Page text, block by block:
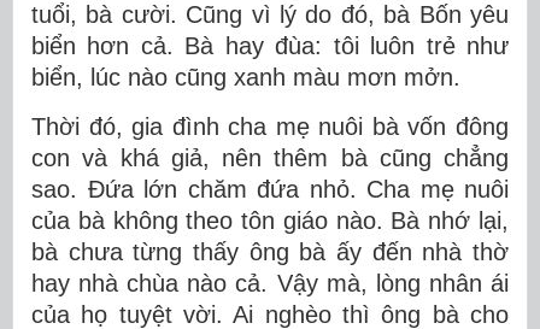
tuổi, bà cười. Cũng vì lý do đó, bà Bốn yêu
biển hơn cả. Bà hay đùa: tôi luôn trẻ như
biển, lúc nào cũng xanh màu mơn mởn.
Thời đó, gia đình cha mẹ nuôi bà vốn đông
con và khá giả, nên thêm bà cũng chẳng
sao. Đứa lớn chăm đứa nhỏ. Cha mẹ nuôi
của bà không theo tôn giáo nào. Bà nhớ lại,
bà chưa từng thấy ông bà ấy đến nhà thờ
hay nhà chùa nào cả. Vậy mà, lòng nhân ái
của họ tuyệt vời. Ai nghèo thì ông bà cho